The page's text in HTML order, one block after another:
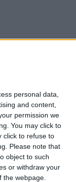
personal data,
and content,
permission we
You may click to
click to refuse to
Please note that
object to such
or withdraw your
webpage.